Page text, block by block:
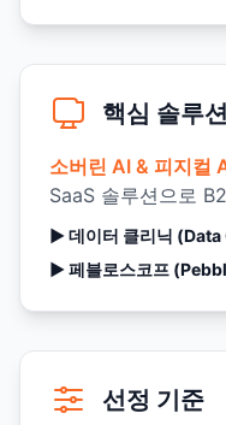
핵심 솔루션
소버린 AI & 피지컬
SaaS 솔루션으로
▶︎ 데이터 클리닉
▶︎ 페블로스코프
선정 기준